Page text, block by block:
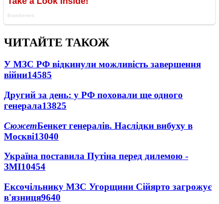
ЧИТАЙТЕ ТАКОЖ
У МЗС РФ відкинули можливість завершення
війни14585
Другий за день: у РФ поховали ще одного
генерала13825
СюжетБенкет генералів. Наслідки вибуху в
Москві13040
Україна поставила Путіна перед дилемою -
ЗМІ10454
Ексочільнику МЗС Угорщини Сійярто загрожує
в'язниця9640